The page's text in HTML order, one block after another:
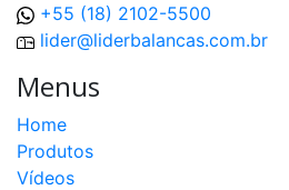
+55 (18) 2102-5500
lider@liderbalancas.com.br
Menus
Home
Produtos
Vídeos